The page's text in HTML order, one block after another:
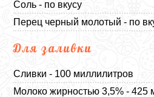
Соль - по вкусу
Перец черный молотый - по
Для заливки
Сливки - 100 миллилитров
Молоко жирностью 3,5% - 425